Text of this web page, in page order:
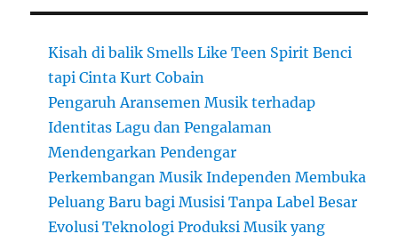
Kisah di balik Smells Like Teen Spirit Benci
tapi Cinta Kurt Cobain
Pengaruh Aransemen Musik terhadap
Identitas Lagu dan Pengalaman
Mendengarkan Pendengar
Perkembangan Musik Independen Membuka
Peluang Baru bagi Musisi Tanpa Label Besar
Evolusi Teknologi Produksi Musik yang